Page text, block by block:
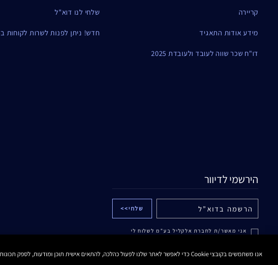
קריירה
מידע אודות התאגיד
דו"ח שכר שווה לעובד ולעובדת 2025
שלחי לנו דוא"ל
חדש! ניתן לפנות לשרות לקוחות בWhatsApp
הירשמי לדיוור
אני מאשר/ת לחברת אלקליל בע"מ לשלוח לי
לאודר. לפרטים נוספים ראה/ימדיניות הפרטיות.
ידוע לי כי אוכל לבטל את הסכמתי בכל עת.
אנו משתמשים בקובצי Cookie כדי לאפשר לאתר שלנו לפעול כהלכה, להתאים אישית תוכן ומודעות, לספק תכונות מדיה חברתית ולנתח את התעבורה באתר. בנוסף, אנו משתפים מידע אודות השימוש שלך באתר שלנו עם המדיה החברתית ושותפי הפרסום והניתוח שלנו.